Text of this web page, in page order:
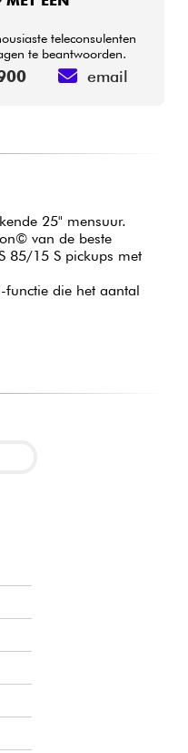
teleconsulenten
te beantwoorden.
email
25" mensuur.
van de beste
85/15 S pickups met
functie die het aantal